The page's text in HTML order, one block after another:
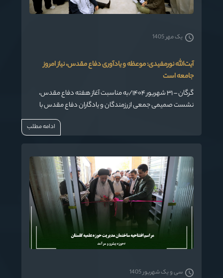
آیت‌الله نورمفیدی: موعظه و یادآوری دفاع مقدس، نیاز امروز
جامعه است
گرگان – ۳۱ شهریور ۱۴۰۴/به مناسبت آغاز هفته دفاع مقدس،
نشست صمیمی جمعی از رزمندگان و یادگاران دفاع مقدس با
حضور حضرت آیت‌الله نورمفیدی، نماینده ولی‌فقیه در استان و
امام جمعه گرگان، در بیت الزهرا(س) برگزار شد. در این دیدار،
ضرورت ترویج فرهنگ ایثار و مقاومت تأکید کرد.
یک مهر 1405
ادامه مطلب
سی و یک شهریور 1405